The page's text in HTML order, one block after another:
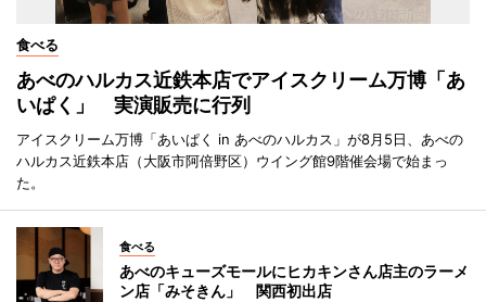
食べる
あべのハルカス近鉄本店でアイスクリーム万博「あ
いぱく」 実演販売に行列
アイスクリーム万博「あいぱく in あべのハルカス」が8月5日、あべの
ハルカス近鉄本店（大阪市阿倍野区）ウイング館9階催会場で始まっ
た。
食べる
あべのキューズモールにヒカキンさん店主のラーメ
ン店「みそきん」 関西初出店